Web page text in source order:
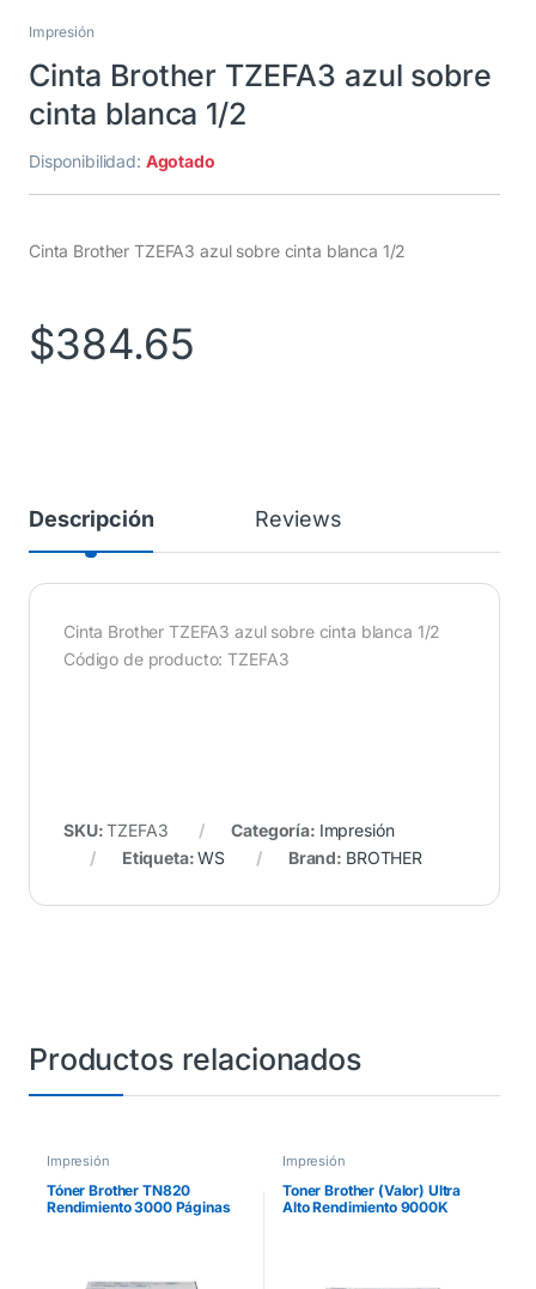
Impresión
Cinta Brother TZEFA3 azul sobre
cinta blanca 1/2
Disponibilidad: Agotado
Cinta Brother TZEFA3 azul sobre cinta blanca 1/2
$384.65
Descripción Reviews
Cinta Brother TZEFA3 azul sobre cinta blanca 1/2
Código de producto: TZEFA3
SKU:TZEFA3 Categoría: Impresión
Etiqueta:WS Brand: BROTHER
Productos relacionados
Impresión
Tóner Brother TN820
Rendimiento 3000 Páginas
Impresión
Toner Brother (Valor) Ultra
Alto Rendimiento 9000K